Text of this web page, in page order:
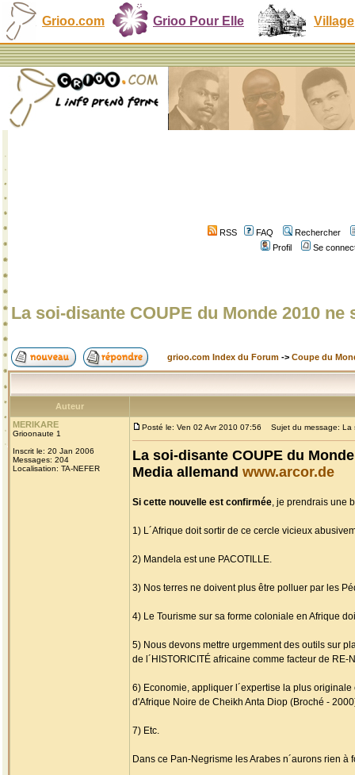
Grioo.com Grioo Pour Elle Village
RSS FAQ
Rechercher
Profil
Se
La soi-disante COUPE du Monde 2010 ne
grioo.com Index du Forum -> Coupe du
Auteur
MERIKARE
Grioonaute 1
Inscrit le: 20 Jan 2006
Messages: 204
Localisation: TA-NEFER
Posté le: Ven 02 Avr 2010 07:56 Sujet du message: La
La soi-disante COUPE du
Media allemand www.arcor.de
Si cette nouvelle est confirmée, je prendrais une
1) L´Afrique doit sortir de ce cercle vicieux
2) Mandela est une PACOTILLE.
3) Nos terres ne doivent plus être polluer par les
4) Le Tourisme sur sa forme coloniale en Afrique
5) Nous devons mettre urgemment des outils sur
de l´HISTORICITÉ africaine comme facteur de RE-
6) Economie, appliquer l´expertise la plus
d'Afrique Noire de Cheikh Anta Diop (Broché -
7) Etc.
Dans ce Pan-Negrisme les Arabes n´aurons rien à